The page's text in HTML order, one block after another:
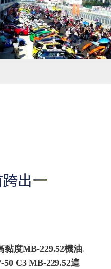
出一
度MB-229.52機油.
C3 MB-229.52這